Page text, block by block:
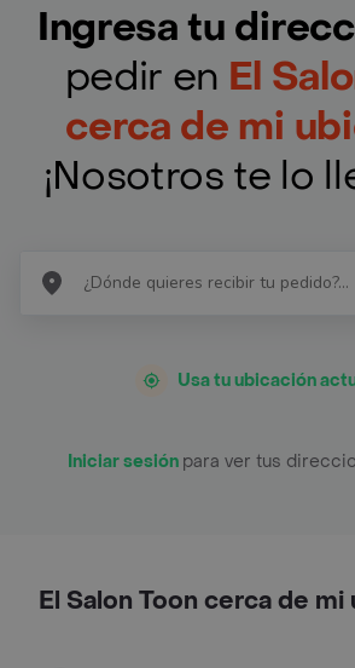
Ingresa tu
pedir en El
cerca de mi
¡Nosotros te lo
Usa tu ubicación
Iniciar sesión para ver tus
El Salon Toon cerca de mi